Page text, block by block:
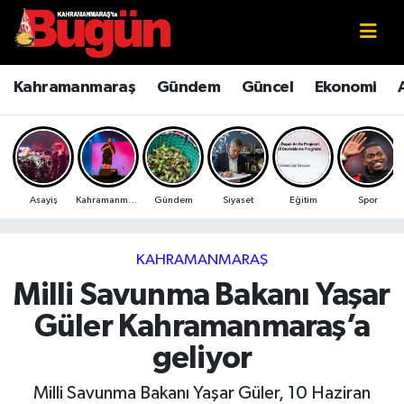
Kahramanmaraş Gündem Güncel Ekonomi
Asayiş Gündem Siyaset Eğitim Spor
KAHRAMANMARAŞ
Milli Savunma Bakanı Yaşar
Güler Kahramanmaraş’a
geliyor
Milli Savunma Bakanı Yaşar Güler, 10 Haziran
Kahramanmaraş
Kahramanmaraş Sokak Röportajları
Bilim ve Teknoloji
Çevre
Ekonomi
Güncel
Kahramanmaraş Nöbetçi Eczaneler
Kahramanmaraş Hava Durumu
Kahramanmaraş Namaz Vakitleri
Kahramanmaraş Trafik Yoğunluk Haritası
Süper Lig Puan Durumu ve Fikstür
Tüm Manşetler
Son Dakika Haberleri
Haber Arşivi